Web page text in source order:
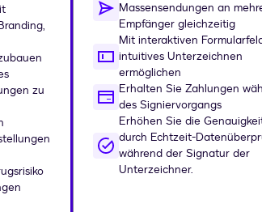
zu
Massensendungen an
Empfänger gleichzeitig
Mit interaktiven
intuitives Unterzeichnen
ermöglichen
Erhalten Sie Zahlungen
des Signiervorgangs
Erhöhen Sie die
durch Echtzeit-
während der Signatur der
Unterzeichner.